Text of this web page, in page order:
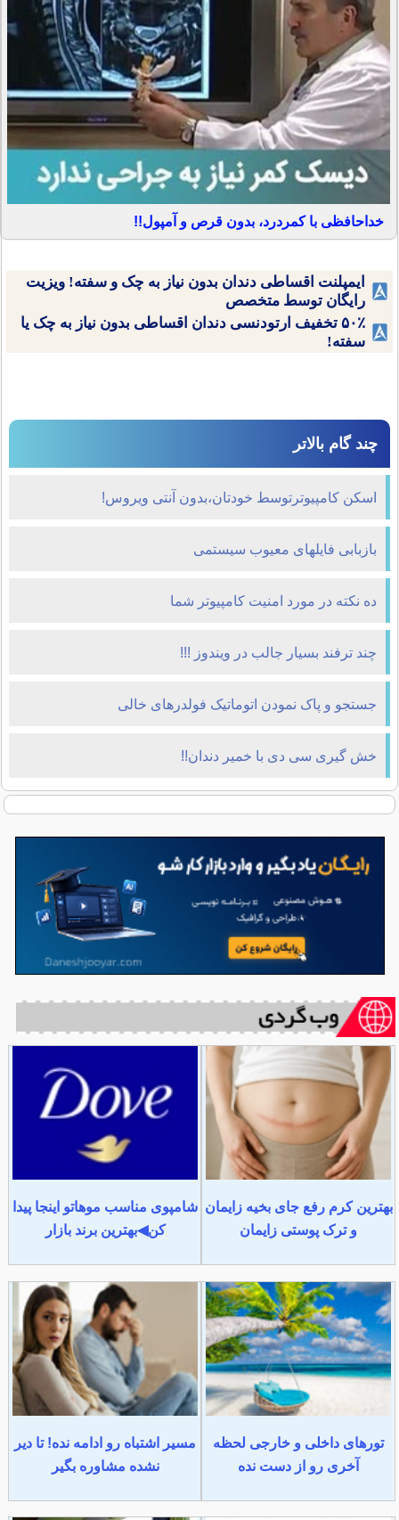
خداحافظی با کمردرد، بدون قرص و آمپول!!
ایمپلنت اقساطی دندان بدون نیاز به چک و سفته! ویزیت
رایگان توسط متخصص
۵۰٪ تخفیف ارتودنسی دندان اقساطی بدون نیاز به چک یا
سفته!
چند گام بالاتر
اسکن کامپیوترتوسط خودتان،بدون آنتی ویروس!
بازبابی فايلهای معيوب سيستمی
ده نكته در مورد امنيت كامپيوتر شما
چند ترفند بسيار جالب در ويندوز !!!
جستجو و پاک نمودن اتوماتیک فولدرهای خالی
خش گیری سی دی با خمیر دندان!!
بهترین کرم رفع جای بخیه زایمان
و ترک پوستی زایمان
شامپوی مناسب موهاتو اینجا پیدا
کن◀بهترین برند بازار
تورهای داخلی و خارجی لحظه
آخری رو از دست نده
مسیر اشتباه رو ادامه نده! تا دیر
نشده مشاوره بگیر